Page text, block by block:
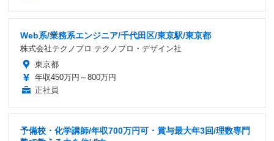
Web系/業務系エンジニア/千代田区/東京駅/東京都
株式会社テクノプロ テクノプロ・デザイン社
東京都
年収450万円～800万円
正社員
予備校・化学講師/年収700万円可・賞与最大年3回/理数専門